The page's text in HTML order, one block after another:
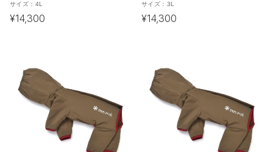
サイズ： 4L
¥14,300
サイズ： 3L
¥14,300